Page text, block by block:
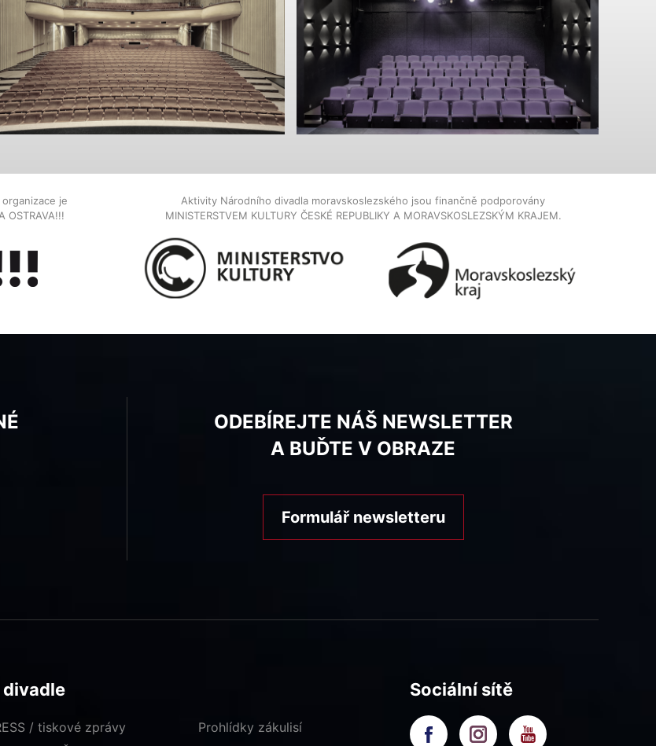
je
OSTRAVA!!!
Aktivity Národního divadla moravskoslezského jsou finančně podporovány
MINISTERSTVEM KULTURY ČESKÉ REPUBLIKY A MORAVSKOSLEZSKÝM KRAJEM.
ODEBÍREJTE NÁŠ NEWSLETTER
A BUĎTE V OBRAZE
Formulář newsletteru
divadle
/ tiskové zprávy
Prohlídky zákulisí
Sociální sítě